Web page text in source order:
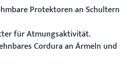
Protektoren an Schultern
für Atmungsaktivität.
Cordura an Ärmeln und